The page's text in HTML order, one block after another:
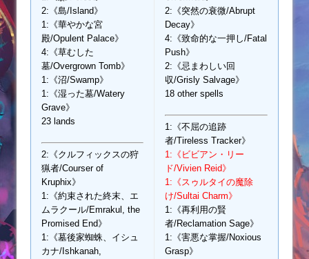
2:《島/Island》
1:《華やかな宮
殿/Opulent Palace》
4:《草むした
墓/Overgrown Tomb》
1:《沼/Swamp》
1:《湿った墓/Watery
Grave》
23 lands
2:《クルフィックスの狩
猟者/Courser of
Kruphix》
1:《約束された終末、エ
ムラクール/Emrakul, the
Promised End》
1:《墓後家蜘蛛、イシュ
カナ/Ishkanah,
2:《突然の衰微/Abrupt
Decay》
4:《致命的な一押し/Fatal
Push》
2:《忌まわしい回
収/Grisly Salvage》
18 other spells
1:《不屈の追跡
者/Tireless Tracker》
1:《ビビアン・リー
ド/Vivien Reid》
1:《スゥルタイの魔除
け/Sultai Charm》
1:《再利用の賢
者/Reclamation Sage》
1:《害悪な掌握/Noxious
Grasp》